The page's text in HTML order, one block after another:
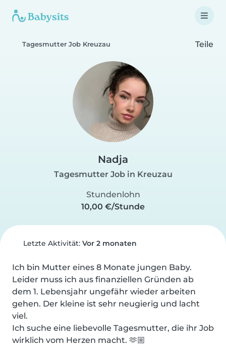
Tagesmutter Job Kreuzau Teile
Nadja
Tagesmutter Job in Kreuzau
Stundenlohn
10,00 €/Stunde
Letzte Aktivität: Vor 2 monaten
Ich bin Mutter eines 8 Monate jungen Baby.
Leider muss ich aus finanziellen Gründen ab
dem 1. Lebensjahr ungefähr wieder arbeiten
gehen. Der kleine ist sehr neugierig und lacht
viel.
Ich suche eine liebevolle Tagesmutter, die ihr Job
wirklich vom Herzen macht. 🫶🏼